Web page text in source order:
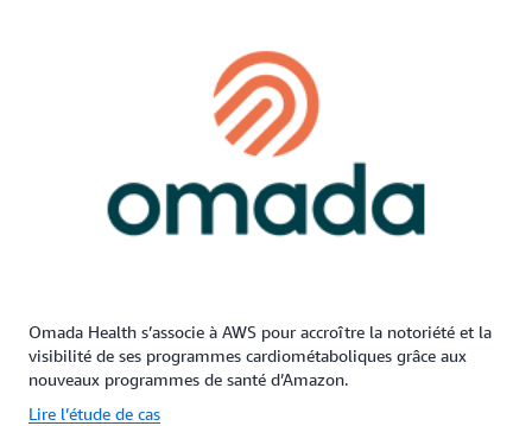
Omada Health s’associe à AWS pour accroître la notoriété et la
visibilité de ses programmes cardiométaboliques grâce aux
nouveaux programmes de santé d’Amazon.
Lire l’étude de cas